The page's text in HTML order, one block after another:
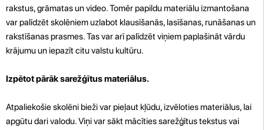
rakstus, grāmatas un video. Tomēr papildu materiālu izmantošana
var palīdzēt skolēniem uzlabot klausīšanās, lasīšanas, runāšanas un
rakstīšanas prasmes. Tas var arī palīdzēt viņiem paplašināt vārdu
krājumu un iepazīt citu valstu kultūru.
Izpētot pārāk sarežģītus materiālus.
Atpaliekošie skolēni bieži var pieļaut kļūdu, izvēloties materiālus, lai
apgūtu dari valodu. Viņi var sākt mācīties sarežģītus tekstus vai